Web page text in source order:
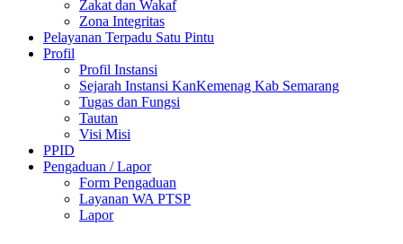
Zakat dan Wakaf
Zona Integritas
Pelayanan Terpadu Satu Pintu
Profil
Profil Instansi
Sejarah Instansi KanKemenag Kab Semarang
Tugas dan Fungsi
Tautan
Visi Misi
PPID
Pengaduan / Lapor
Form Pengaduan
Layanan WA PTSP
Lapor